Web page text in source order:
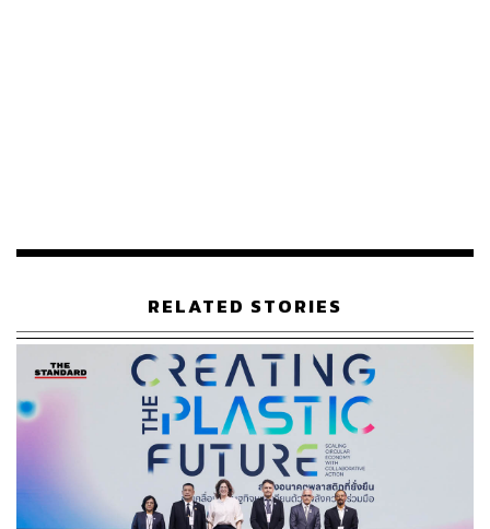
RELATED STORIES